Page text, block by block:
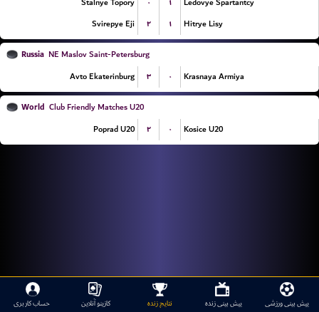
Svirepye Eji
۲ ۱ Hitrye Lisy
Russia NE Maslov Saint-Petersburg
Avto Ekaterinburg
۳ ۰ Krasnaya Armiya
World Club Friendly Matches U20
Poprad U20
۲ ۰ Kosice U20
پیش بینی ورزشی پیش بینی زنده نتایج زنده کازینو آنلاین حساب کاربری